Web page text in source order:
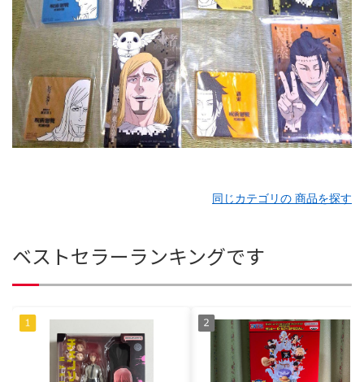
同じカテゴリの 商品を探す
ベストセラーランキングです